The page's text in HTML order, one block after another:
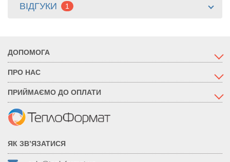
ВІДГУКИ 1
ДОПОМОГА
ПРО НАС
ПРИЙМАЄМО ДО ОПЛАТИ
ЯК ЗВ’ЯЗАТИСЯ